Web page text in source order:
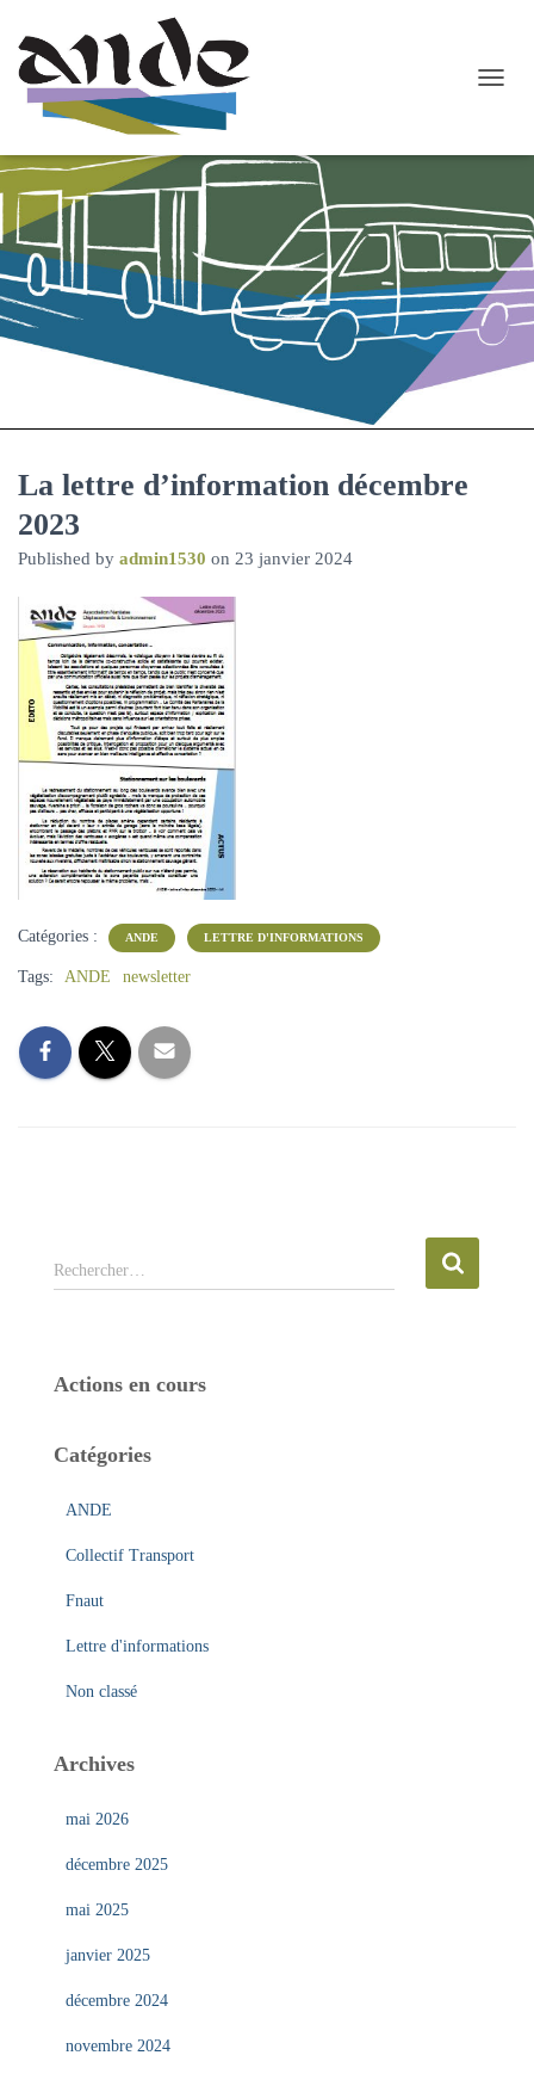
R
/
F
E
R
E
R
La lettre d’information décembre
2023
Published by admin1530 on 23 janvier 2024
Catégories : ANDE LETTRE D'INFORMATIONS
Tags: ANDE newsletter
e
r
Rechercher…
Actions en cours
Catégories
ANDE
Collectif Transport
Fnaut
Lettre d'informations
Non classé
Archives
mai 2026
décembre 2025
mai 2025
janvier 2025
décembre 2024
novembre 2024